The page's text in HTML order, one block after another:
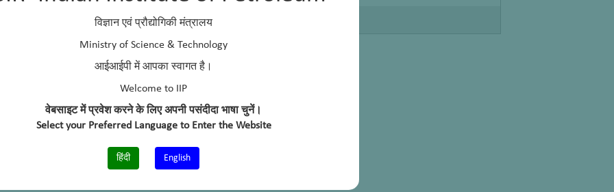
विज्ञान एवं प्रौद्योगिकी मंत्रालय
Ministry of Science & Technology
आईआईपी में आपका स्वागत है।
Welcome to IIP
वेबसाइट में प्रवेश करने के लिए अपनी पसंदीदा भाषा चुनें।
Select your Preferred Language to Enter the Website
हिंदी English
0135-2525859